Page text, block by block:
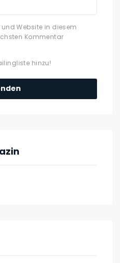
Website in diesem
Kommentar
hinzu!